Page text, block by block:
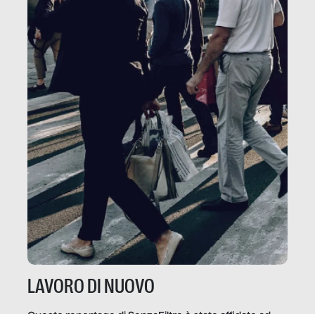
LAVORO DI NUOVO